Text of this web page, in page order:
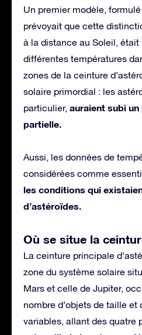
Un premier modèle,
prévoyait que cette
à la distance au Soleil, était
différentes températures
zones de la ceinture
solaire primordial : les
particulier, auraient subi
partielle.
Aussi, les données de
considérées comme
les conditions qui
d’astéroïdes.
Où se situe la
La ceinture principale
zone du système solaire
Mars et celle de Jupiter,
nombre d’objets de taille et
variables, allant des quatre